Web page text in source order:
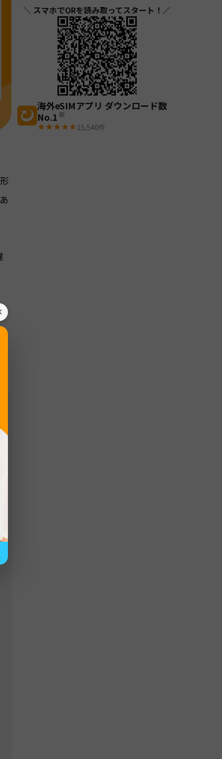
＼ スマホでQRを読み取ってスタート！／
海外eSIMアプリ ダウンロード数
No.1※
15,540件